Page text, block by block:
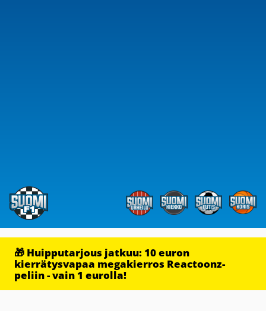
🎁 Huipputarjous jatkuu: 10 euron
kierrätysvapaa megakierros Reactoonz-
peliin - vain 1 eurolla!